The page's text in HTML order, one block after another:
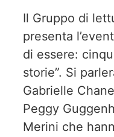
Il Gruppo di
presenta
di essere:
storie”. Si
Gabrielle
Peggy
Merini che